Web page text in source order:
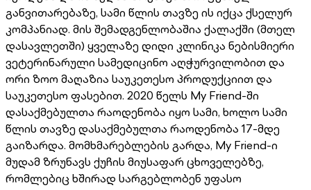
განვითარებაზე, სამი წლის თავზე ის იქცა ქსელურ
კომპანიად. მის შემადგენლობაშია ქალაქში (მთელ
დასავლეთში) ყველაზე დიდი კლინიკა ნებისმიერი
ვეტერინარული სამედიცინო აღჭურვილობით და
ორი ზოო მაღაზია საუკეთესო პროდუქციით და
საუკეთესო ფასებით. 2020 წელს My Friend-ში
დასაქმებულთა რაოდენობა იყო სამი, ხოლო სამი
წლის თავზე დასაქმებულთა რაოდენობა 17-მდე
გაიზარდა. მომხმარებლების გარდა, My Friend-ი
მუდამ ზრუნავს ქუჩის მიუსაფარ ცხოველებზე,
რომლებიც ხშირად სარგებლობენ უფასო